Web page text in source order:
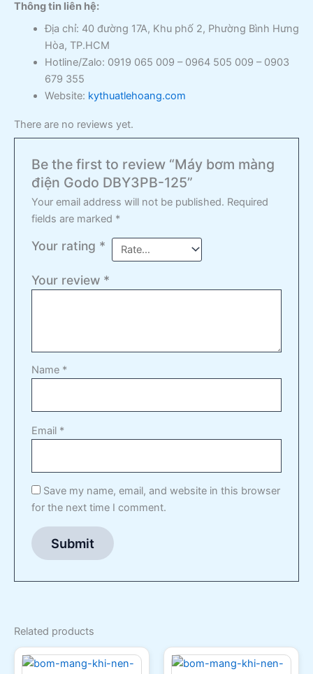
Thông tin liên hệ:
Địa chỉ: 40 đường 17A, Khu phố 2, Phường Bình Hưng
Hòa, TP.HCM
Hotline/Zalo: 0919 065 009 – 0964 505 009 – 0903
679 355
Website: kythuatlehoang.com
There are no reviews yet.
Be the first to review “Máy bơm màng
điện Godo DBY3PB-125”
Your email address will not be published. Required
fields are marked *
Your rating *
Your review *
Name *
Email *
Save my name, email, and website in this browser
for the next time I comment.
Related products